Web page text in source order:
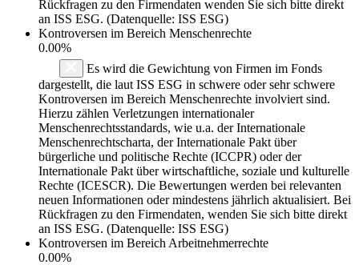
Rückfragen zu den Firmendaten wenden Sie sich bitte direkt
an ISS ESG. (Datenquelle: ISS ESG)
Kontroversen im Bereich Menschenrechte
0.00%
Es wird die Gewichtung von Firmen im Fonds
dargestellt, die laut ISS ESG in schwere oder sehr schwere
Kontroversen im Bereich Menschenrechte involviert sind.
Hierzu zählen Verletzungen internationaler
Menschenrechtsstandards, wie u.a. der Internationale
Menschenrechtscharta, der Internationale Pakt über
bürgerliche und politische Rechte (ICCPR) oder der
Internationale Pakt über wirtschaftliche, soziale und kulturelle
Rechte (ICESCR). Die Bewertungen werden bei relevanten
neuen Informationen oder mindestens jährlich aktualisiert. Bei
Rückfragen zu den Firmendaten, wenden Sie sich bitte direkt
an ISS ESG. (Datenquelle: ISS ESG)
Kontroversen im Bereich Arbeitnehmerrechte
0.00%